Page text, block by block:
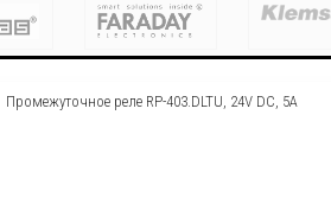
Промежуточное реле RP-403.DLTU, 24V DC, 5A